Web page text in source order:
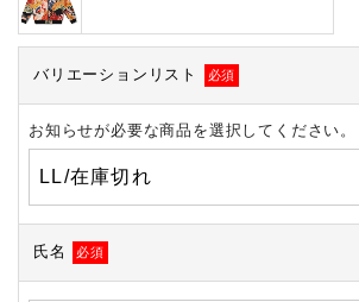
バリエーションリスト 必須
お知らせが必要な商品を選択してください。
氏名 必須